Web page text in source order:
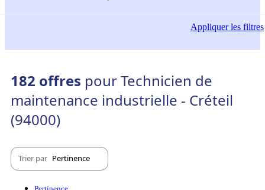
Appliquerles filtres
182 offres pour Technicien de
maintenance industrielle - Créteil
(94000)
Trier par Pertinence